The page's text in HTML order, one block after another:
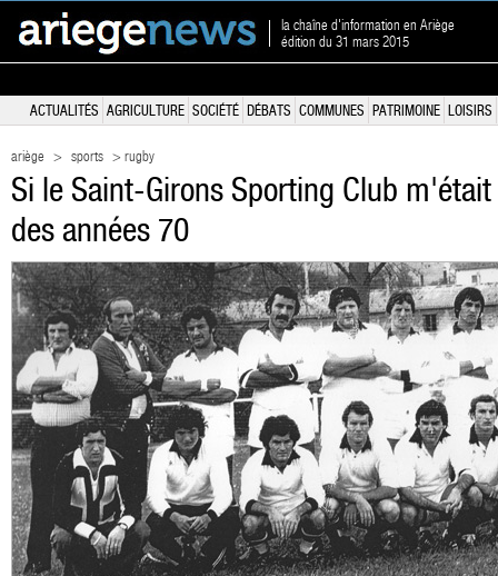
la chaîne d'information en Ariège
édition du 31 mars 2015
ACTUALITÉS AGRICULTURE SOCIÉTÉ DÉBATS COMMUNES PATRIMOINE LOISIRS
ariège > sports > rugby
Si le Saint-Girons Sporting Club
des années 70